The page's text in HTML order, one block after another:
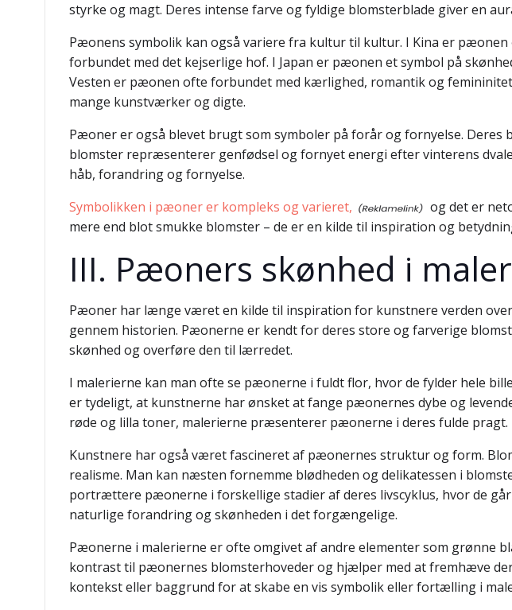
styrke og magt. Deres intense farve og fyldige blomsterblade giver en
Pæonens symbolik kan også variere fra kultur til kultur. I Kina er
forbundet med det kejserlige hof. I Japan er pæonen et symbol på
Vesten er pæonen ofte forbundet med kærlighed, romantik og
mange kunstværker og digte.
Pæoner er også blevet brugt som symboler på forår og fornyelse.
blomster repræsenterer genfødsel og fornyet energi efter vinterens
håb, forandring og fornyelse.
Symbolikken i pæoner er kompleks og varieret,
og det er
mere end blot smukke blomster – de er en kilde til inspiration og
III. Pæoners skønhed i
Pæoner har længe været en kilde til inspiration for kunstnere verden
gennem historien. Pæonerne er kendt for deres store og farverige
skønhed og overføre den til lærredet.
I malerierne kan man ofte se pæonerne i fuldt flor, hvor de fylder hele
er tydeligt, at kunstnerne har ønsket at fange pæonernes dybe og
røde og lilla toner, malerierne præsenterer pæonerne i deres fulde pragt.
Kunstnere har også været fascineret af pæonernes struktur og form.
realisme. Man kan næsten fornemme blødheden og delikatessen i
portrættere pæonerne i forskellige stadier af deres livscyklus, hvor de
naturlige forandring og skønheden i det forgængelige.
Pæonerne i malerierne er ofte omgivet af andre elementer som grønne
kontrast til pæonernes blomsterhoveder og hjælper med at fremhæve
kontekst eller baggrund for at skabe en vis symbolik eller fortælling i